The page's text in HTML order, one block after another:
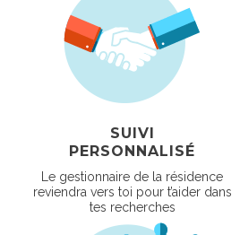
SUIVI
PERSONNALISÉ
Le gestionnaire de la résidence
reviendra vers toi pour t’aider dans
tes recherches